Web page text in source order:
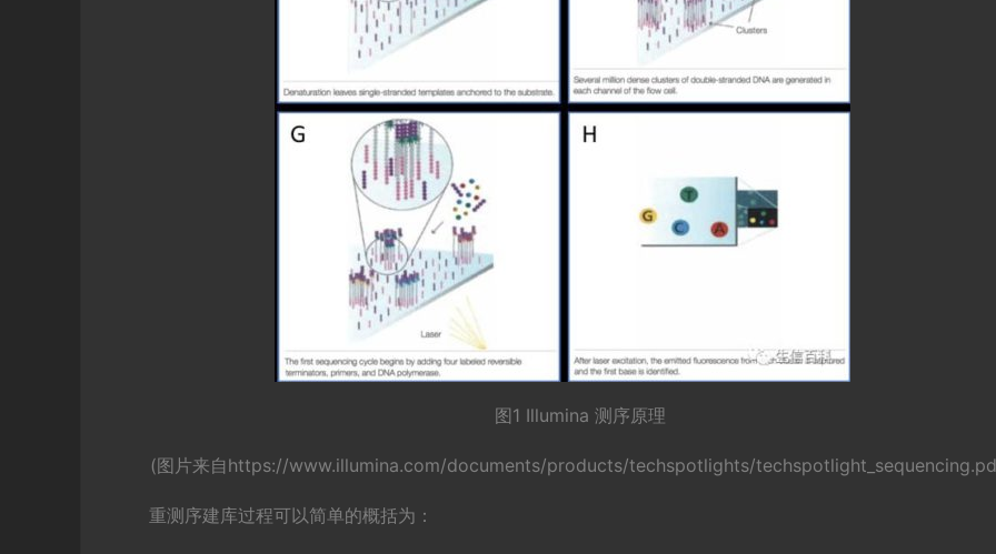
图1 Illumina 测序原理
(图片来自https://www.illumina.com/documents/products/techspotlights/
重测序建库过程可以简单的概括为：